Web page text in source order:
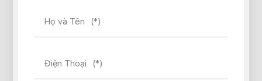
Họ và Tên (*)
Điện Thoại (*)